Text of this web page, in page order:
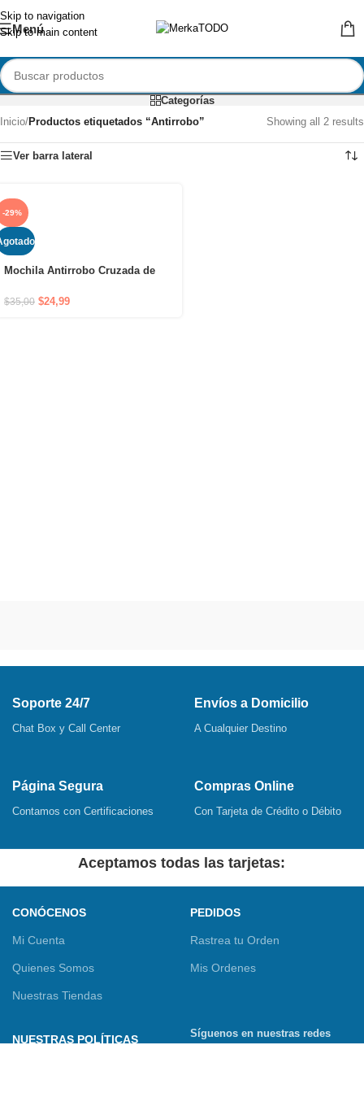
Skip to navigation
Skip to main content
Menú
Categorías
Inicio/Productos etiquetados “Antirrobo” Showing all 2 results
Ver barra lateral
-29%
Mochila Antirrobo Cruzada de
USB y Cierre Oculto
$35,00 $24,99
Soporte 24/7
Chat Box y Call Center
Envíos a Domicilio
A Cualquier Destino
Página Segura
Contamos con Certificaciones
Compras Online
Con Tarjeta de Crédito o Débito
Aceptamos todas las tarjetas:
CONÓCENOS
Mi Cuenta
Quienes Somos
Nuestras Tiendas
PEDIDOS
Rastrea tu Orden
Mis Ordenes
NUESTRAS POLÍTICAS
Síguenos en nuestras redes